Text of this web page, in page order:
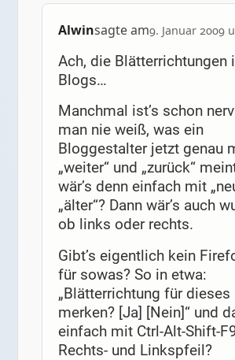
Alwinsagte am9. Januar 2009
Ach, die Blätterrichtungen
Blogs…
Manchmal ist’s schon
man nie weiß, was ein
Bloggestalter jetzt genau
„weiter“ und „zurück“
wär’s denn einfach mit
„älter“? Dann wär’s auch
ob links oder rechts.
Gibt’s eigentlich kein
für sowas? So in etwa:
„Blätterrichtung für dieses
merken? [Ja] [Nein]“ und
einfach mit Ctrl-Alt-Shift-
Rechts- und Linkspfeil?